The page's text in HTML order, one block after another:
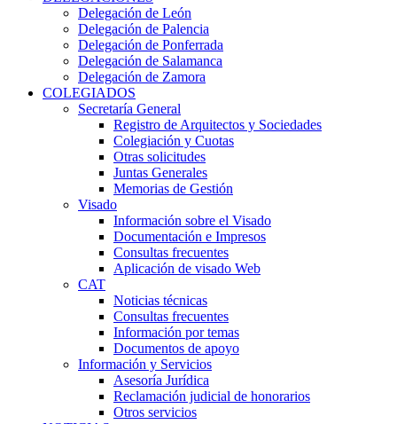
Delegación de León
Delegación de Palencia
Delegación de Ponferrada
Delegación de Salamanca
Delegación de Zamora
COLEGIADOS
Secretaría General
Registro de Arquitectos y Sociedades
Colegiación y Cuotas
Otras solicitudes
Juntas Generales
Memorias de Gestión
Visado
Información sobre el Visado
Documentación e Impresos
Consultas frecuentes
Aplicación de visado Web
CAT
Noticias técnicas
Consultas frecuentes
Información por temas
Documentos de apoyo
Información y Servicios
Asesoría Jurídica
Reclamación judicial de honorarios
Otros servicios